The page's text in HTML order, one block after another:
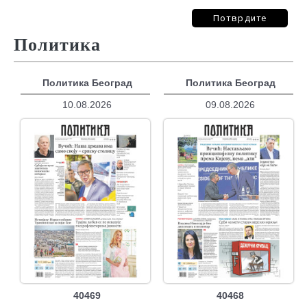
Потврдите
Политика
Политика Београд
10.08.2026
40469
Политика Београд
09.08.2026
40468